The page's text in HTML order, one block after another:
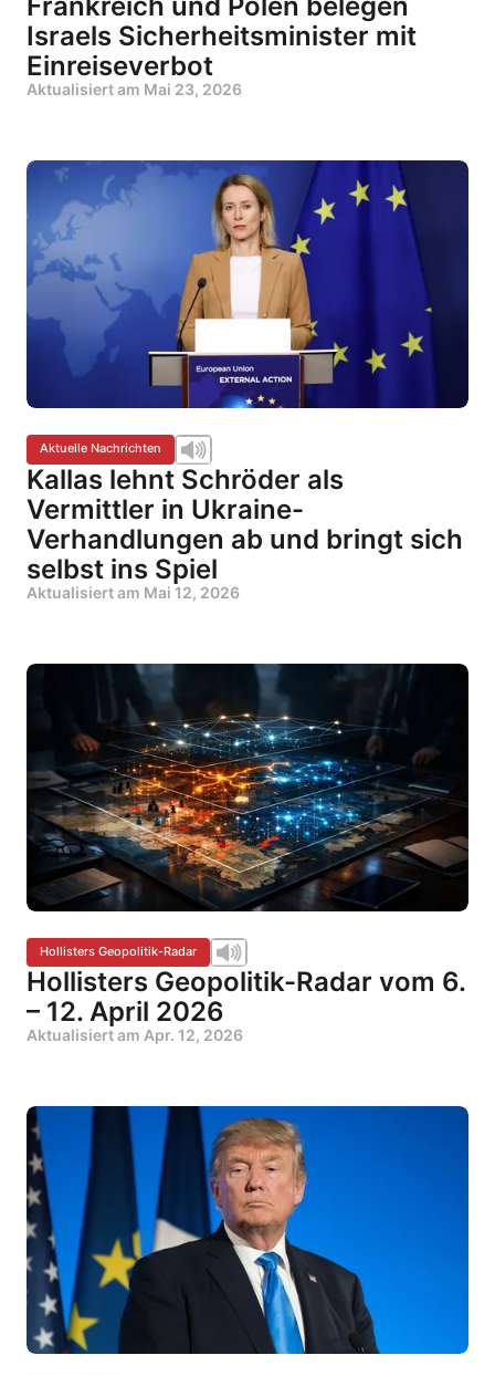
Israels Sicherheitsminister mit
Einreiseverbot
Aktualisiert am Mai 23, 2026
Aktuelle Nachrichten
Kallas lehnt Schröder als
Vermittler in Ukraine-
Verhandlungen ab und bringt sich
selbst ins Spiel
Aktualisiert am Mai 12, 2026
Hollisters Geopolitik-Radar
Hollisters Geopolitik-Radar vom 6.
– 12. April 2026
Aktualisiert am Apr. 12, 2026